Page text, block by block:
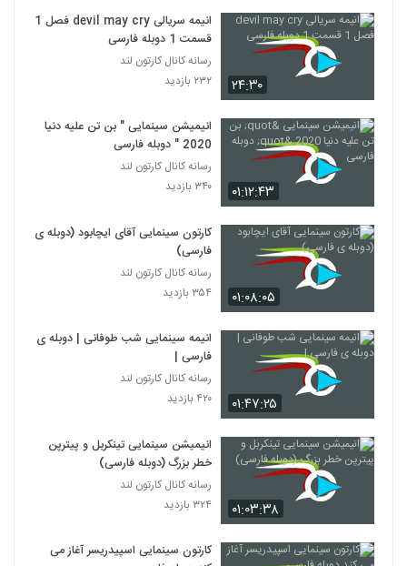
باخانمان قسمت 14
337
باخانمان قسمت 15
۲۳۷ بازدید
باخانمان قسمت 16
۲۴۷ بازدید
باخانمان قسمت 17
340
باخانمان قسمت 18
باخانمان قسمت 19
باخانمان قسمت 20
۲۵۰ بازدید
باخانمان قسمت ۲۱
۲۴:۳۰
انیمه سریالی devil may cry فصل 1
قسمت 1 دوبله فارسی
رسانه کانال کارتون لند
۲۳۲ بازدید
۰۱:۱۲:۴۳
انیمیشن سینمایی " بن تن علیه دنیا
2020 " دوبله فارسی
رسانه کانال کارتون لند
۳۴۰ بازدید
۰۱:۰۸:۰۵
کارتون سینمایی آقای ایچابود (دوبله ی
فارسی)
رسانه کانال کارتون لند
۳۵۴ بازدید
۰۱:۴۷:۲۵
انیمه سینمایی شب طوفانی |‌ دوبله ی
فارسی |
رسانه کانال کارتون لند
۴۲۰ بازدید
۰۱:۰۳:۳۸
انیمیشن سینمایی تینکربل و پیترپن
خطر بزرگ (دوبله فارسی)
رسانه کانال کارتون لند
۳۲۴ بازدید
کارتون سینمایی اسپیدریسر آغاز می